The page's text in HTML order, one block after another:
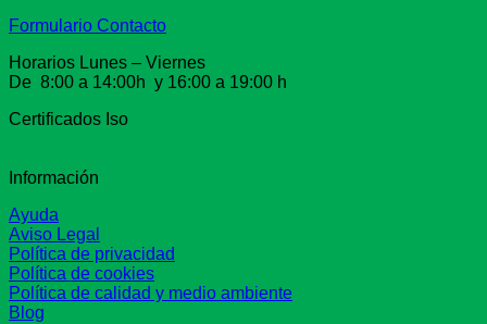
Formulario Contacto
Horarios Lunes – Viernes
De 8:00 a 14:00h y 16:00 a 19:00 h
Certificados Iso
Información
Ayuda
Aviso Legal
Política de privacidad
Política de cookies
Política de calidad y medio ambiente
Blog